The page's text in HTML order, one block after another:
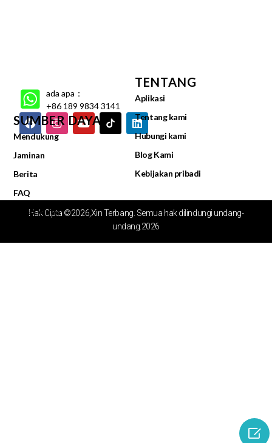
ada apa：
+86 189 9834 3141
SUMBER DAYA
Mendukung
Jaminan
Berita
FAQ
Pusat Video
TENTANG
Aplikasi
Tentang kami
Hubungi kami
Blog Kami
Kebijakan pribadi
Hak Cipta ©2026,Xin Terbang. Semua hak dilindungi undang-
undang.2026
